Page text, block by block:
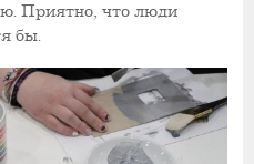
Приятно, что люди
бы.